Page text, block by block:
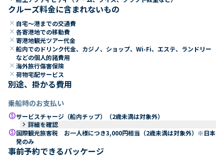
クルーズ料金に含まれないもの
close 自宅～港までの交通費
close 各寄港地での移動費
close 寄港地観光ツアー代金
close 船内でのドリンク代金、カジノ、ショップ、Wi-Fi、エステ、ランドリー
などの個人的諸費用
close 海外旅行傷害保険
close 荷物宅配サービス
別途、掛かる費用
乗船時のお支払い
paidサービスチャージ（船内チップ）（2歳未満は対象外）
keyboard_arrow_right 詳細を確認
paid国際観光旅客税 お一人様につき3,000円相当（2歳未満は対象外）※日本
発のみ
事前予約できるパッケージ